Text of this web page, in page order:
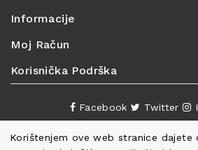
Korištenjem ove web stranice dajete
Informacije
Moj Račun
Korisnička Podrška
Facebook Twitter